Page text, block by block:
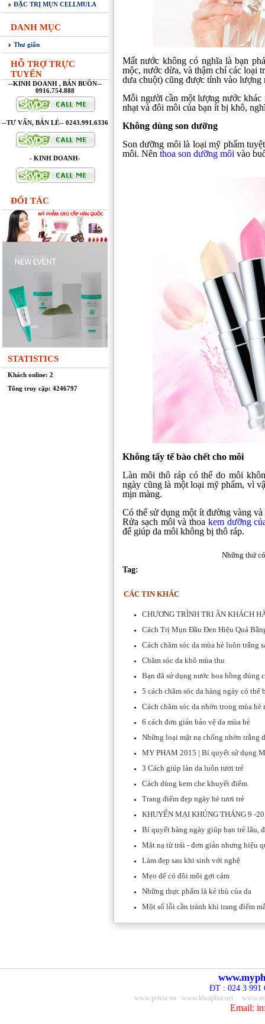
ĐẶC TRỊ MỤN CELLMULA
DANH MỤC
Thư giãn
HỖ TRỢ TRỰC
TUYẾN
--KINH DOANH , BÁN BUÔN--
0916.754.888
--TƯ VẤN, BÁN LẺ-- 0243.991.6336
- KINH DOANH-
ĐỐI TÁC
STATISTICS
Khách online: 2
Tổng truy cập: 4246797
Mất nước không có nghĩa là bạn
mộc, nước dừa, và thậm chí các loại
dưa chuột) cũng được tính vào lượng
Mỗi người cần một lượng nước khác
nhạt và đôi môi của bạn ít bị khô,
Không dùng son dưỡng
Son dưỡng môi là loại mỹ phẩm
môi. Nên thoa son dưỡng môi vào
Không tẩy tế bào chết cho môi
Làn môi thô ráp có thể do môi
ngày cũng là một loại mỹ phẩm, vì
mịn màng.
Có thể sử dụng một ít đường vàng
Rửa sạch môi và thoa kem dưỡng
để giúp da môi không bị thô ráp.
Những thứ
Tag:
CÁC TIN KHÁC
CHƯƠNG TRÌNH TRI ÂN KHÁCH
Cách Trị Mụn Đầu Đen Hiệu Quả
Cách chăm sóc da mùa hè luôn trắng
Chăm sóc da khô mùa thu
Bạn đã sử dụng nước hoa hồng đúng
5 cách chăm sóc da hàng ngày có thể
Cách chăm sóc da nhờn trong mùa hè
6 cách đơn giản bảo vệ da mùa hè
Những loại mặt nạ chống nhờn trắng
MY PHAM 2015 | Bí quyết sử dụng
3 Cách giúp làn da luôn tươi trẻ
Cách dùng kem che khuyết điểm
Trang điểm đẹp ngày hè tươi trẻ
KHUYẾN MẠI KHỦNG THÁNG 9 -
Bí quyết hàng ngày giúp bạn trẻ lâu,
Mặt nạ từ trái - đơn giản nhưng hiệu
Làm đẹp sau khi sinh với nghệ
Mẹo để có đôi môi gợi cảm
Những thực phẩm là kẻ thù của da
Một số lỗi cần tránh khi trang điểm
ĐT : 024 3 991
www.privia.vn www.khoiphat.net
Email: